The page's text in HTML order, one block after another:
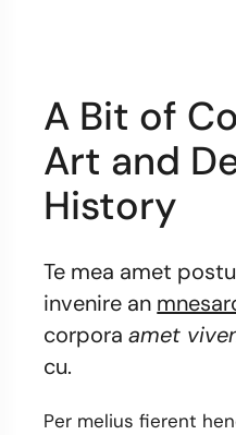
A Bit of
Art and
History
Te mea amet
invenire an
corporaamet
cu.
Per melius fierent